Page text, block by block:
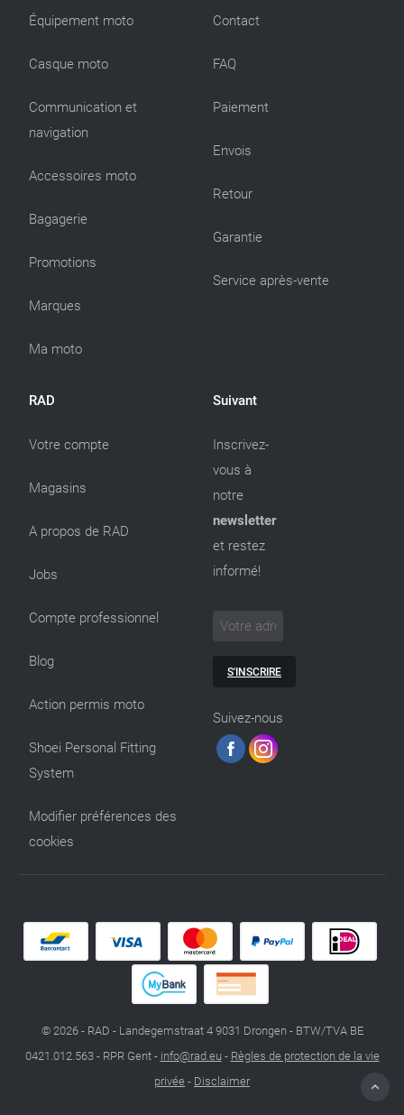
Équipement moto
Casque moto
Communication et
navigation
Accessoires moto
Bagagerie
Promotions
Marques
Ma moto
Contact
FAQ
Paiement
Envois
Retour
Garantie
Service après-vente
RAD
Votre compte
Magasins
A propos de RAD
Jobs
Compte professionnel
Blog
Action permis moto
Shoei Personal Fitting
System
Modifier préférences des
cookies
Suivant
Inscrivez-
vous à
notre
newsletter
et restez
informé!
S'INSCRIRE
Suivez-nous
© 2026 - RAD - Landegemstraat 4 9031 Drongen - BTW/TVA BE
0421.012.563 - RPR Gent - info@rad.eu - Règles de protection de la vie
privée - Disclaimer